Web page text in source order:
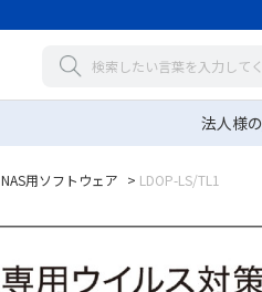
法人様の
NAS用ソフトウェア > LDOP-LS/TL1